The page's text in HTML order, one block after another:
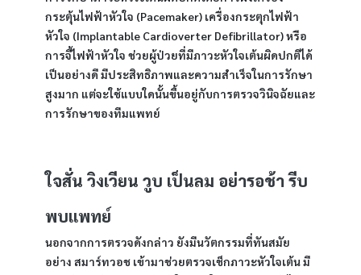
กระตุ้นไฟฟ้าหัวใจ (Pacemaker) เครื่องกระตุกไฟฟ้า
หัวใจ (Implantable Cardioverter Defibrillator) หรือ
การจี้ไฟฟ้าหัวใจ ช่วยผู้ป่วยที่มีภาวะหัวใจเต้นผิดปกติได้
เป็นอย่างดี มีประสิทธิภาพและความสำเร็จในการรักษา
สูงมาก แต่จะใช้แบบใดนั้นขึ้นอยู่กับการตรวจวินิจฉัยและ
การรักษาของทีมแพทย์
ใจสั่น วิงเวียน วูบ เป็นลม อย่ารอช้า รีบ
พบแพทย์
นอกจากการตรวจดังกล่าว ยังมีนวัตกรรมที่ทันสมัย
อย่าง สมาร์ทวอช เข้ามาช่วยตรวจเช็กภาวะหัวใจเต้น มี